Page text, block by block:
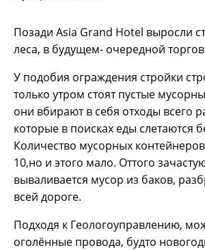
Позади Аsia Grand Hotel выросли
леса, в будущем- очередной
У подобия ограждения стройки
только утром стоят пустые
они вбирают в себя отходы всего
которые в поисках еды слетаются
Количество мусорных
10,но и этого мало. Оттого
вываливается мусор из баков,
всей дороге.
Подходя к Геологоуправлению,
оголённые провода, будто